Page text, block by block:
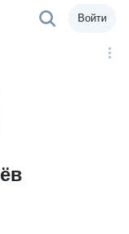
Войти